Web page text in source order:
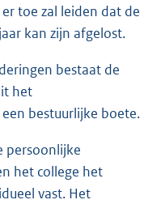
toe zal leiden dat de
kan zijn afgelost.
bestaat de
het
bestuurlijke boete.
persoonlijke
het college het
vast. Het